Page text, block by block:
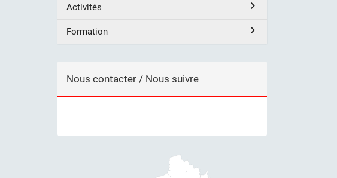
Activités
Formation
Nous contacter / Nous suivre